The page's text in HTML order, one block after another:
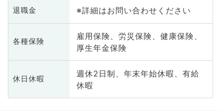
退職金 ※詳細はお問い合わせください
各種保険
雇用保険、労災保険、健康保険、
厚生年金保険
休日休暇
週休2日制、年末年始休暇、有給
休暇